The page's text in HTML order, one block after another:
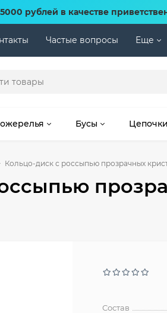
рублей в качестве
Частые вопросы Еще
Бусы Цепочки
Кольцо-диск с россыпью прозрачных
Состав